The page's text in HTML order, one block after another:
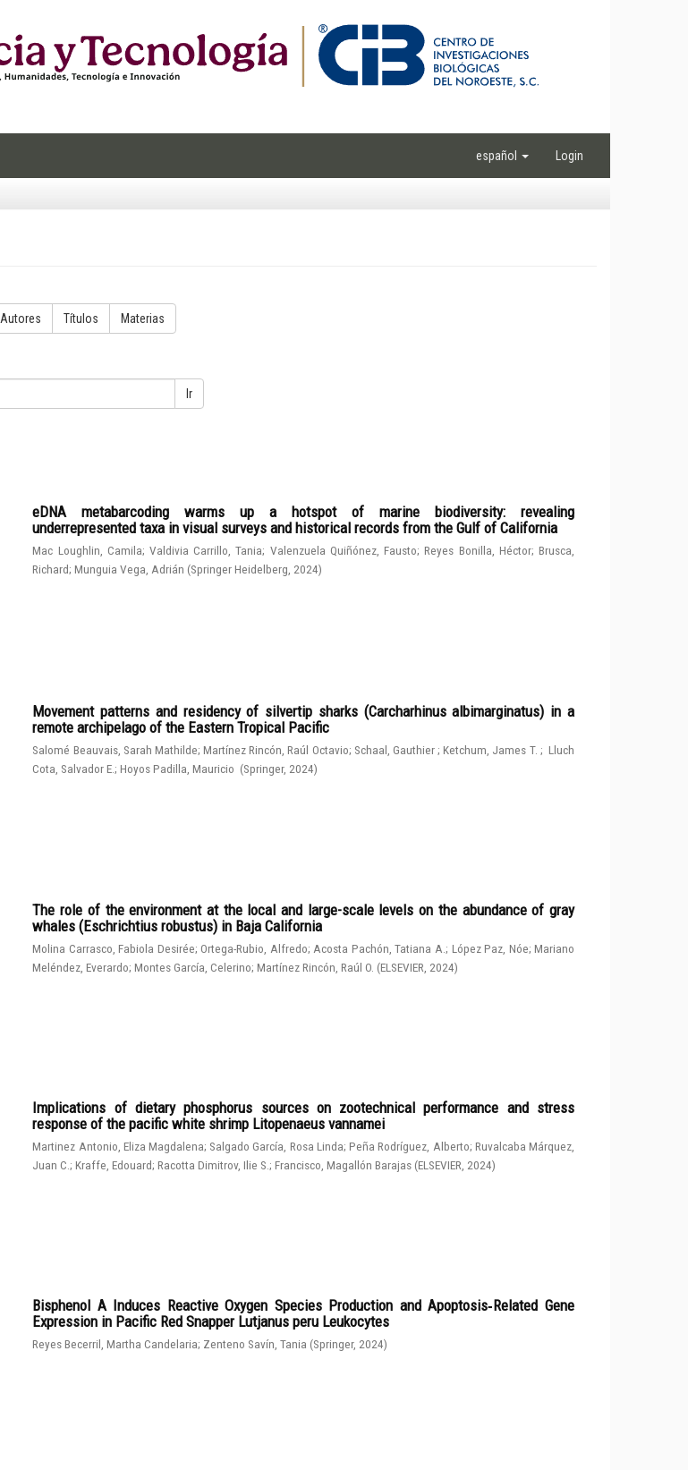
español Login
Autores Títulos Materias
Ir
eDNA metabarcoding warms up a hotspot of marine biodiversity: revealing
underrepresented taxa in visual surveys and historical records from the Gulf of California
Mac Loughlin, Camila;Valdivia Carrillo, Tania; Valenzuela Quiñónez, Fausto;Reyes Bonilla, Héctor; Brusca,
Richard;Munguia Vega, Adrián (Springer Heidelberg 2024)
Movement patterns and residency of silvertip sharks (Carcharhinus albimarginatus) in a
remote archipelago of the Eastern Tropical Pacific
Salomé Beauvais, Sarah Mathilde;Martínez Rincón, Raúl Octavio; Schaal, Gauthier;Ketchum, James T. ; Lluch
Cota, Salvador E.;Hoyos Padilla, Mauricio (Springer, 2024)
The role of the environment at the local and large-scale levels on the abundance of gray
whales (Eschrichtius robustus) in Baja California
Molina Carrasco, Fabiola Desirée;Ortega-Rubio, Alfredo; Acosta Pachón, Tatiana A. ; López Paz, Nóe;Mariano
Meléndez, Everardo;Montes García, Celerino;Martínez Rincón, Raúl O. (ELSEVIER 2024)
Implications of dietary phosphorus sources on zootechnical performance and stress
response of the pacific white shrimp Litopenaeus vannamei
Martinez Antonio, Eliza Magdalena; Salgado García, Rosa Linda;Peña Rodríguez, Alberto; Ruvalcaba Márquez,
Juan C.;Kraffe, Edouard;Racotta Dimitrov, Ilie S.;Francisco, Magallón Barajas (ELSEVIER 2024)
Bisphenol A Induces Reactive Oxygen Species Production and Apoptosis‑Related Gene
Expression in Pacific Red Snapper Lutjanus peru Leukocytes
Reyes Becerril, Martha Candelaria; Zenteno Savín, Tania (Springer, 2024)